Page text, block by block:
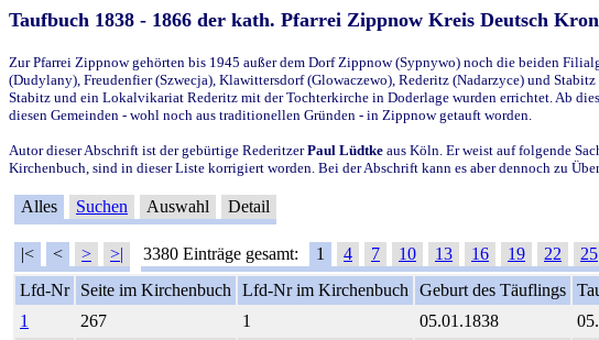
Taufbuch 1838 - 1866 der kath. Pfarrei Zippnow Kreis Deutsch
Zur Pfarrei Zippnow gehörten bis 1945 außer dem Dorf Zippnow (Sypnywo) noch die beiden
(Dudylany), Freudenfier (Szwecja), Klawittersdorf (Glowaczewo), Rederitz (Nadarzyce) und
Stabitz und ein Lokalvikariat Rederitz mit der Tochterkirche in Doderlage wurden errichtet. Ab
diesen Gemeinden - wohl noch aus traditionellen Gründen - in Zippnow getauft worden.
Autor dieser Abschrift ist der gebürtige RederitzerPaul Lüdtke aus Köln. Er weist auf folgende
Kirchenbuch, sind in dieser Liste korrigiert worden. Bei der Abschrift kann es aber dennoch zu
Alles Suchen Auswahl Detail
|< < > >| 3380 Einträge gesamt: 1 4 7 10 13 16 19 22 25
Lfd-Nr
Seite im Kirchenbuch Lfd-Nr im Kirchenbuch Geburt des Täuflings
1
267 1 05.01.1838